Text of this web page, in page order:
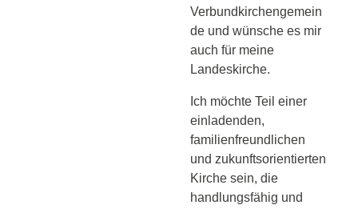
Verbundkirchengemein
de und wünsche es mir
auch für meine
Landeskirche.
Ich möchte Teil einer
einladenden,
familienfreundlichen
und zukunftsorientierten
Kirche sein, die
handlungsfähig und